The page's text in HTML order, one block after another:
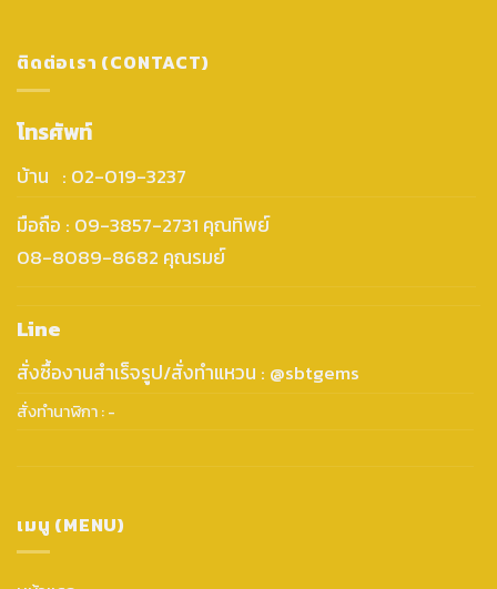
ติดต่อเรา (CONTACT)
โทรศัพท์
บ้าน : 02-019-3237
มือถือ : 09-3857-2731 คุณทิพย์
08-8089-8682 คุณรมย์
Line
สั่งซื้องานสำเร็จรูป/สั่งทำแหวน : @sbtgems
สั่งทำนาฬิกา : -
เมนู (MENU)